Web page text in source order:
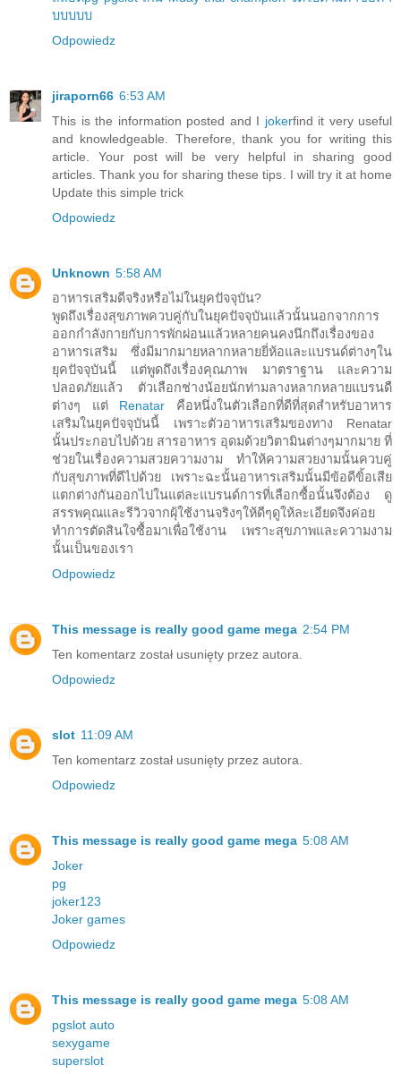
บบบบบ
Odpowiedz
jiraporn66 6:53 AM
This is the information posted and I jokerfind it very useful
and knowledgeable. Therefore, thank you for writing this
article. Your post will be very helpful in sharing good
articles. Thank you for sharing these tips. I will try it at home
Update this simple trick
Odpowiedz
Unknown 5:58 AM
อาหารเสริมดีจริงหรือไม่ในยุคปัจจุบัน?
พูดถึงเรื่องสุขภาพควบคู่กับในยุคปัจจุบันแล้วนั้นนอกจากการ
ออกกำลังกายกับการพักผ่อนแล้วหลายคนคงนึกถึงเรื่องของ
อาหารเสริม ซึ่งมีมากมายหลากหลายยี่ห้อและแบรนด์ต่างๆใน
ยุคปัจจุบันนี้ แต่พูดถึงเรื่องคุณภาพ มาตราฐาน และความ
ปลอดภัยแล้ว ตัวเลือกช่างน้อยนักท่ามลางหลากหลายแบรนดื
ต่างๆ แต่ Renatar คือหนึ่งในตัวเลือกที่ดีที่สุดสำหรับอาหาร
เสริมในยุคปัจจุบันนี้ เพราะตัวอาหารเสริมของทาง Renatar
นั้นประกอบไปด้วย สารอาหาร อุดมด้วยวิตามินต่างๆมากมาย ที่
ช่วยในเรื่องความสวยความงาม ทำให้ความสวยงามนั้นควบคู่
กับสุขภาพที่ดีไปด้วย เพราะฉะนั้นอาหารเสริมนั้นมีข้อดีขิ้อเสีย
แตกต่างกันออกไปในแต่ละแบรนด์การที่เลือกซื้อนั้นจึงต้อง ดู
สรรพคุณและรีวิวจากผุ้ใช้งานจริงๆให้ดีๆดูให้ละเอียดจึงค่อย
ทำการตัดสินใจซื้อมาเพื่อใช้งาน เพราะสุขภาพและความงาม
นั้นเป็นของเรา
Odpowiedz
This message is really good game mega 2:54 PM
Ten komentarz został usunięty przez autora.
Odpowiedz
slot 11:09 AM
Ten komentarz został usunięty przez autora.
Odpowiedz
This message is really good game mega 5:08 AM
Joker
pg
joker123
Joker games
Odpowiedz
This message is really good game mega 5:08 AM
pgslot auto
sexygame
superslot